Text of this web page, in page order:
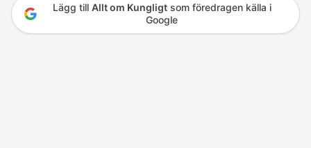
Lägg till Allt om Kungligtsom föredragen källa i
Google